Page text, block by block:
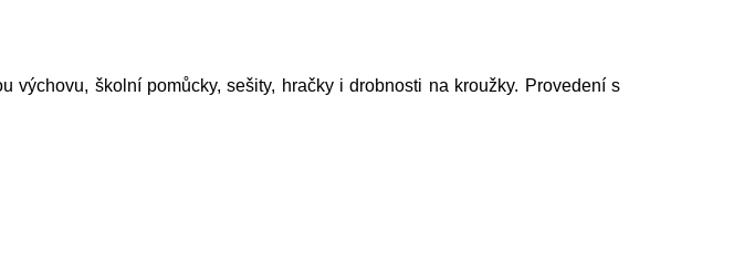
školní pomůcky, sešity, hračky i drobnosti na kroužky. Provedení s